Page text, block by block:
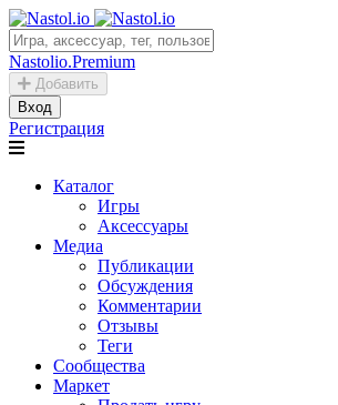
Nastolio.Premium
Добавить
Вход
Регистрация
Каталог
Игры
Аксессуары
Медиа
Публикации
Обсуждения
Комментарии
Отзывы
Теги
Сообщества
Маркет